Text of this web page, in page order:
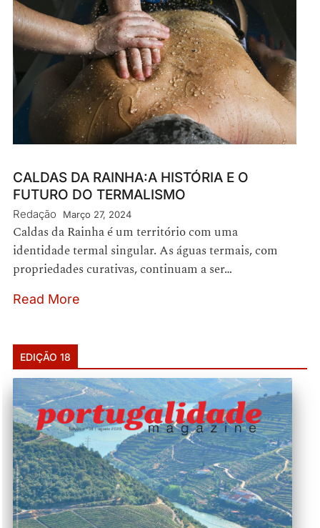
CALDAS DA RAINHA:A HISTÓRIA E O
FUTURO DO TERMALISMO
Redação Março 27, 2024
Caldas da Rainha é um território com uma
identidade termal singular. As águas termais, com
propriedades curativas, continuam a ser…
Read More
EDIÇÃO 18